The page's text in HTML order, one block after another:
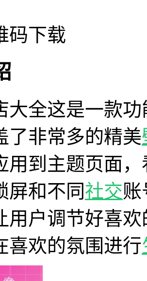
码下载
大全这是一款
了非常多的精美
用到主题页面
屏和不同社交
用户调节好喜
喜欢的氛围进行